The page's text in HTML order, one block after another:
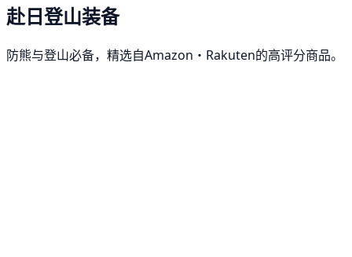
赴日登山装备
防熊与登山必备，精选自Amazon・Rakuten的高评分商品。